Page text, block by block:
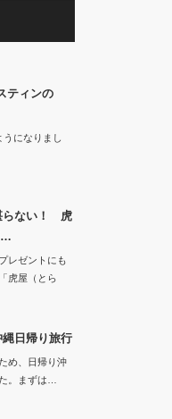
ティンの
になりまし
らない！ 虎
レゼントにも
虎屋（とら
日帰り旅行
め、日帰り沖
。まずは…